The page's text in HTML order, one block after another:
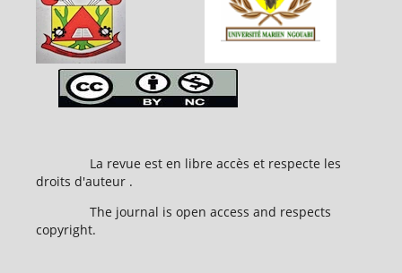
La revue est en libre accès et respecte les
droits d'auteur .
The journal is open access and respects
copyright.